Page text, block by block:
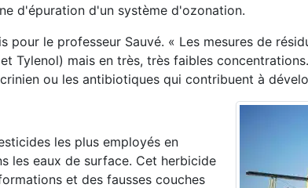
d'épuration d'un système d'ozonation.
pour le professeur Sauvé. « Les mesures de
Tylenol) mais en très, très faibles
ou les antibiotiques qui contribuent à
les plus employés en
les eaux de surface. Cet herbicide
et des fausses couches